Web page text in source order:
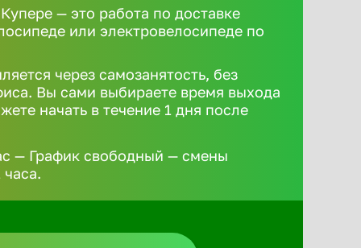
— это работа по доставке
или электровелосипеде по
через самозанятость, без
Вы сами выбираете время выхода
начать в течение 1 дня после
— График свободный — смены